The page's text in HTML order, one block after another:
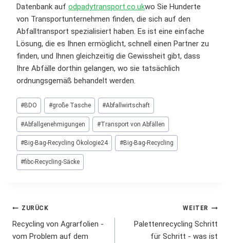
Datenbank auf odpadytransport.co.ukwo Sie Hunderte
von Transportunternehmen finden, die sich auf den
Abfalltransport spezialisiert haben. Es ist eine einfache
Lösung, die es Ihnen ermöglicht, schnell einen Partner zu
finden, und Ihnen gleichzeitig die Gewissheit gibt, dass
Ihre Abfälle dorthin gelangen, wo sie tatsächlich
ordnungsgemäß behandelt werden.
Schlagworte:
#BDO #große Tasche #Abfallwirtschaft
#Abfallgenehmigungen #Transport von Abfällen
#Big-Bag-Recycling Ökologie24 #Big-Bag-Recycling
#fibc-Recycling-Säcke
Beitrags-
Navigation
ZURÜCK
Recycling von Agrarfolien -
vom Problem auf dem
WEITER
Palettenrecycling Schritt
für Schritt - was ist